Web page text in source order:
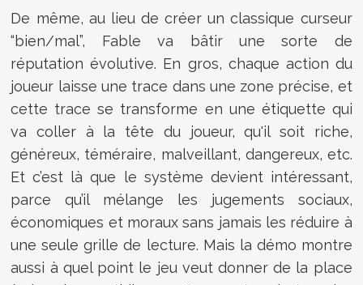
De même, au lieu de créer un classique curseur
“bien/mal”, Fable va bâtir une sorte de
réputation évolutive. En gros, chaque action du
joueur laisse une trace dans une zone précise, et
cette trace se transforme en une étiquette qui
va coller à la tête du joueur, qu'il soit riche,
généreux, téméraire, malveillant, dangereux, etc.
Et c’est là que le système devient intéressant,
parce qu’il mélange les jugements sociaux,
économiques et moraux sans jamais les réduire à
une seule grille de lecture. Mais la démo montre
aussi à quel point le jeu veut donner de la place